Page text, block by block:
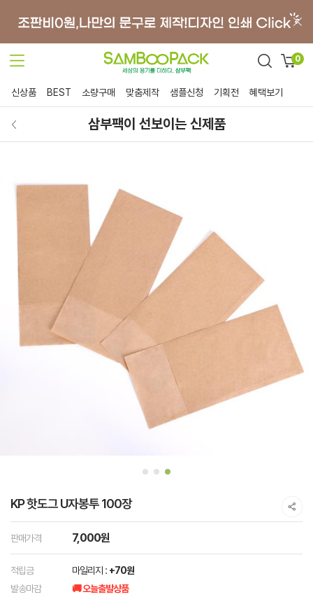
0
신상품 BEST 소량구매 맞춤제작 샘플신청 기획전 혜택보기
삼부팩이 선보이는 신제품
KP 핫도그 U자봉투 100장
판매가격 7,000원
적립금 마일리지 : +70원
발송마감
🚚 오늘출발상품